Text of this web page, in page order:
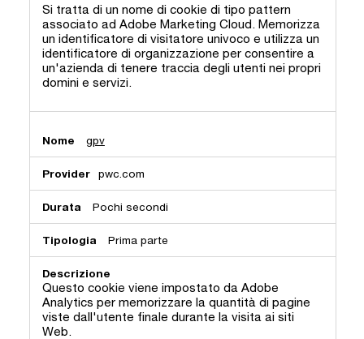
Si tratta di un nome di cookie di tipo pattern
associato ad Adobe Marketing Cloud. Memorizza
un identificatore di visitatore univoco e utilizza un
identificatore di organizzazione per consentire a
un'azienda di tenere traccia degli utenti nei propri
domini e servizi.
gpv
pwc.com
Pochi secondi
Prima parte
Questo cookie viene impostato da Adobe
Analytics per memorizzare la quantità di pagine
viste dall'utente finale durante la visita ai siti
Web.